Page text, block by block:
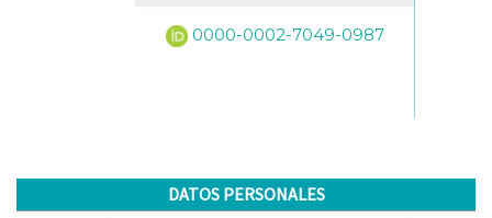
0000-0002-7049-0987
DATOS PERSONALES